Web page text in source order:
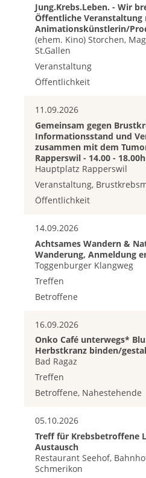
Jung.Krebs.Leben. - Wir
Öffentliche Veranstaltung
Animationskünstlerin/
(ehem. Kino) Storchen,
St.Gallen
Veranstaltung
Öffentlichkeit
11.09.2026
Gemeinsam gegen
Informationsstand und
zusammen mit dem
Rapperswil - 14.00 - 18.00h
Hauptplatz Rapperswil
Veranstaltung,
Öffentlichkeit
14.09.2026
Achtsames Wandern &
Wanderung, Anmeldung
Toggenburger Klangweg
Treffen
Betroffene
16.09.2026
Onko Café unterwegs*
Herbstkranz binden/
Bad Ragaz
Treffen
Betroffene, Nahestehende
05.10.2026
Treff für Krebsbetroffene
Austausch
Restaurant Seehof,
Schmerikon